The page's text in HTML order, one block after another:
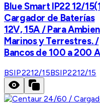
Blue Smart IP22 12/
Cargador de Baterías
12V, 15A / Para
Marinos y Terrestres. /
Bancos de 100 a 200
BSIP2212/15BSIP2212/15